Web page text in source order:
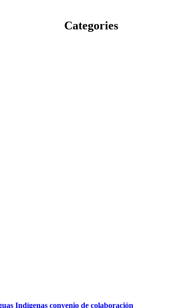
Categories
Indígenas convenio de colaboración